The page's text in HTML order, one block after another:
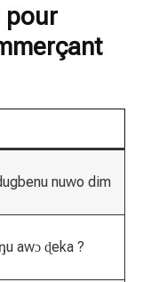
pour
nuwo dim
awɔ ɖeka ?